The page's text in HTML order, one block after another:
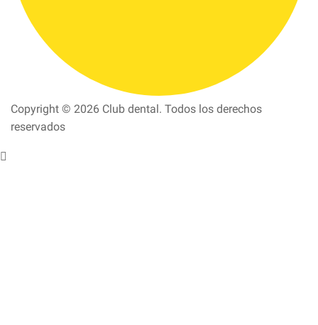
Copyright © 2026 Club dental. Todos los derechos
reservados